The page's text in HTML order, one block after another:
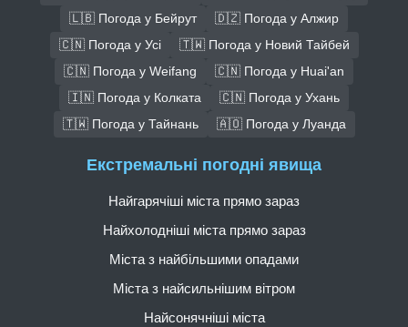
🇱🇧 Погода у Бейрут
🇩🇿 Погода у Алжир
🇨🇳 Погода у Усі
🇹🇼 Погода у Новий Тайбей
🇨🇳 Погода у Weifang
🇨🇳 Погода у Huai'an
🇮🇳 Погода у Колката
🇨🇳 Погода у Ухань
🇹🇼 Погода у Тайнань
🇦🇴 Погода у Луанда
Екстремальні погодні явища
Найгарячіші міста прямо зараз
Найхолодніші міста прямо зараз
Міста з найбільшими опадами
Міста з найсильнішим вітром
Найсонячніші міста